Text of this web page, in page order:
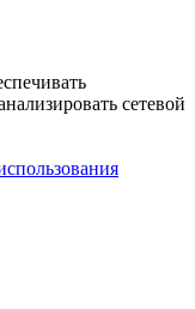
сетевой